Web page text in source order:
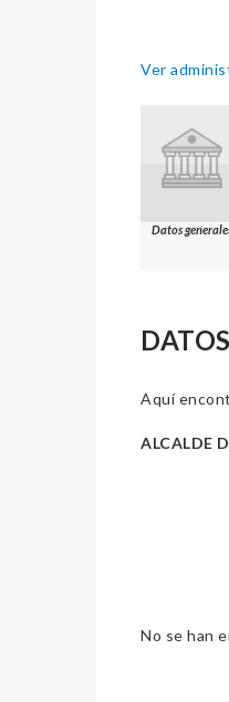
Ver
Datos
Aquí
ALCALDE
No se han